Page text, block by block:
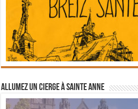
Allumez un cierge à Sainte Anne